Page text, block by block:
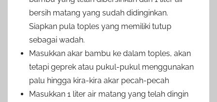
bersih matang yang sudah didinginkan.
Siapkan pula toples yang memiliki tutup
sebagai wadah.
Masukkan akar bambu ke dalam toples, akan
tetapi geprek atau pukul-pukul menggunakan
palu hingga kira-kira akar pecah-pecah
Masukkan 1 liter air matang yang telah dingin